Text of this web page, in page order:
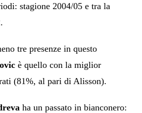
stagione 2004/05 e tra la
tre presenze in questo
è quello con la miglior
(81%, al pari di Alisson).
ha un passato in bianconero: